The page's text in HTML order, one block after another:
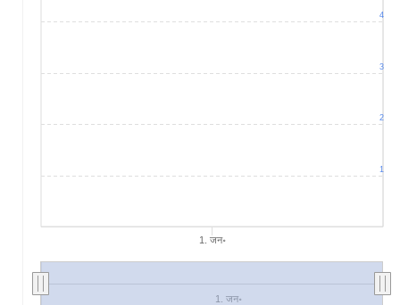
1. जन॰
1. जन॰
1
2
3
4